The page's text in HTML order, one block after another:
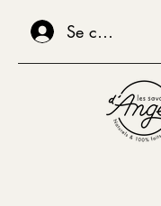
Se connecter